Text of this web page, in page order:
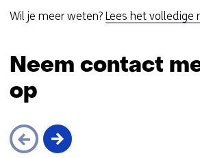
Wil je meer weten? Lees het volledige
Neem contact
op